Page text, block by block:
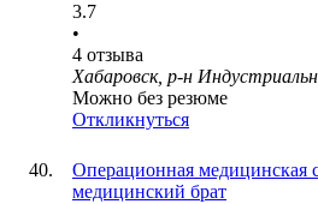
3.7
•
4 отзыва
Хабаровск, р-н
Можно без резюме
Откликнуться
Операционная медицинская
медицинский брат